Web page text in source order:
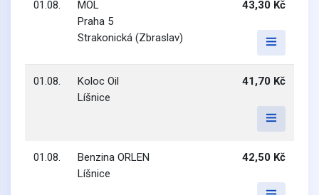
01.08.
MOL
Praha 5
Strakonická (Zbraslav)
43,30 Kč
01.08.
Koloc Oil
Líšnice
41,70 Kč
01.08.
Benzina ORLEN
Líšnice
42,50 Kč